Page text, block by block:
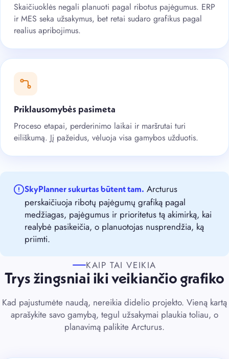
Skaičiuoklės negali planuoti pagal ribotus pajėgumus. ERP
ir MES seka užsakymus, bet retai sudaro grafikus pagal
realius apribojimus.
Priklausomybės pasimeta
Proceso etapai, perderinimo laikai ir maršrutai turi
eiliškumą. Jį pažeidus, vėluoja visa gamybos užduotis.
SkyPlanner sukurtas būtent tam. Arcturus
perskaičiuoja ribotų pajėgumų grafiką pagal
medžiagas, pajėgumus ir prioritetus tą akimirką, kai
realybė pasikeičia, o planuotojas nusprendžia, ką
priimti.
KAIP TAI VEIKIA
Trys žingsniai iki veikiančio grafiko
Kad pajustumėte naudą, nereikia didelio projekto. Vieną kartą
aprašykite savo gamybą, tegul užsakymai plaukia toliau, o
planavimą palikite Arcturus.